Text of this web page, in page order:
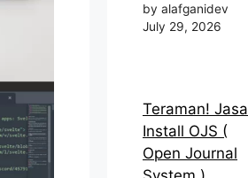
by alafganidev
July 29, 2026
Teraman! Jasa
Install OJS (
Open Journal